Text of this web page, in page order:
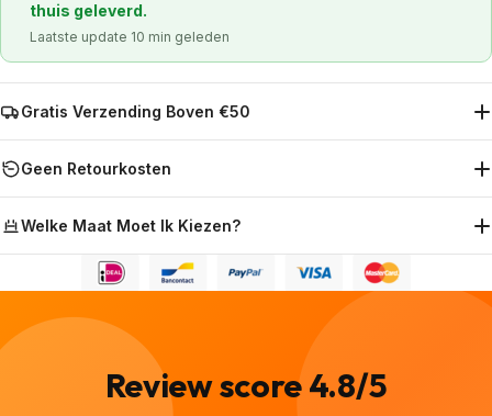
thuis geleverd.
Laatste update 10 min geleden
Gratis Verzending Boven €50
Geen Retourkosten
Welke Maat Moet Ik Kiezen?
Review score 4.8/5